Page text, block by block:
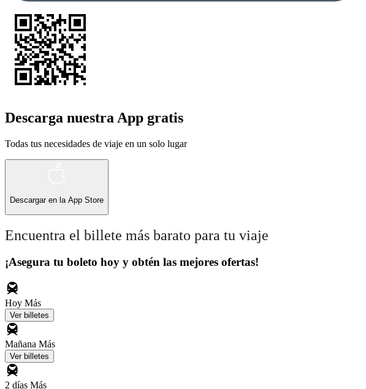
Descarga nuestra App gratis
Todas tus necesidades de viaje en un solo lugar
Descargar en la App Store
Encuentra el billete más barato para tu viaje
¡Asegura tu boleto hoy y obtén las mejores ofertas!
Hoy Más
Ver billetes
Mañana Más
Ver billetes
2 días Más